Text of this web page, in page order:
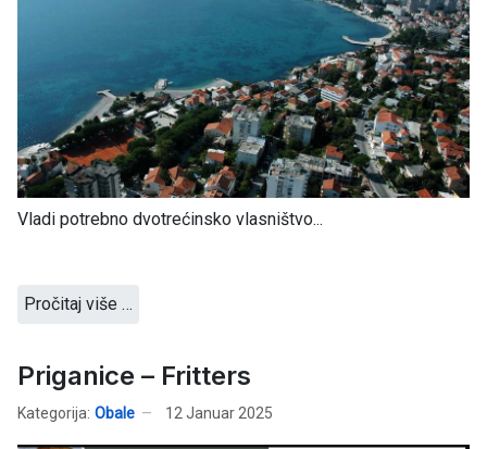
Vladi potrebno dvotrećinsko vlasništvo...
Pročitaj više …
Priganice – Fritters
Kategorija: Obale 12 Januar 2025